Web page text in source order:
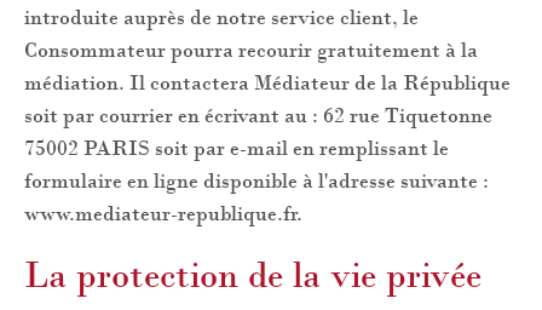
introduite auprès de notre service client, le
Consommateur pourra recourir gratuitement à la
médiation. Il contactera Médiateur de la République
soit par courrier en écrivant au : 62 rue Tiquetonne
75002 PARIS soit par e-mail en remplissant le
formulaire en ligne disponible à l'adresse suivante :
www.mediateur-republique.fr.
La protection de la vie privée